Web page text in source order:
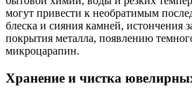
могут привести к необратимым
блеска и сияния камней, истончения
покрытия металла, появлению
микроцарапин.
Хранение и чистка